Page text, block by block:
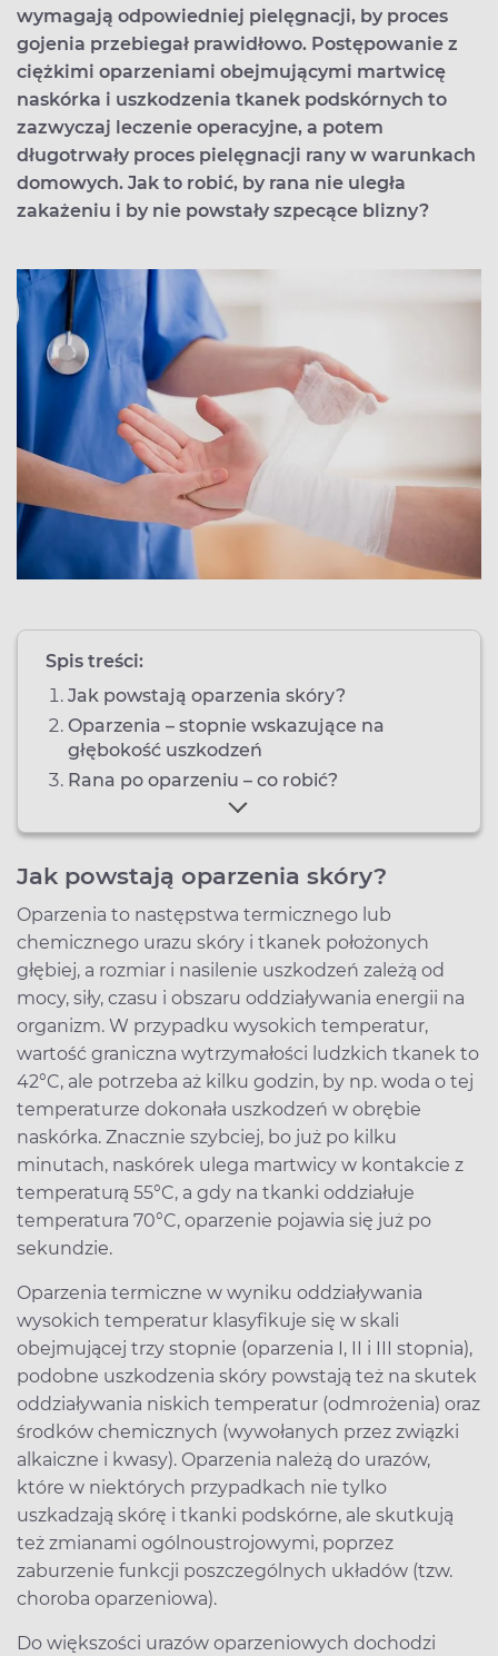
wymagają odpowiedniej pielęgnacji, by proces
gojenia przebiegał prawidłowo. Postępowanie z
ciężkimi oparzeniami obejmującymi martwicę
naskórka i uszkodzenia tkanek podskórnych to
zazwyczaj leczenie operacyjne, a potem
długotrwały proces pielęgnacji rany w warunkach
domowych. Jak to robić, by rana nie uległa
zakażeniu i by nie powstały szpecące blizny?
Spis treści:
Jak powstają oparzenia skóry?
Oparzenia – stopnie wskazujące na
głębokość uszkodzeń
Rana po oparzeniu – co robić?
Jak powstają oparzenia skóry?
Oparzenia to następstwa termicznego lub
chemicznego urazu skóry i tkanek położonych
głębiej, a rozmiar i nasilenie uszkodzeń zależą od
mocy, siły, czasu i obszaru oddziaływania energii na
organizm. W przypadku wysokich temperatur,
wartość graniczna wytrzymałości ludzkich tkanek to
42°C, ale potrzeba aż kilku godzin, by np. woda o tej
temperaturze dokonała uszkodzeń w obrębie
naskórka. Znacznie szybciej, bo już po kilku
minutach, naskórek ulega martwicy w kontakcie z
temperaturą 55°C, a gdy na tkanki oddziałuje
temperatura 70°C, oparzenie pojawia się już po
sekundzie.
Oparzenia termiczne w wyniku oddziaływania
wysokich temperatur klasyfikuje się w skali
obejmującej trzy stopnie (oparzenia I, II i III stopnia),
podobne uszkodzenia skóry powstają też na skutek
oddziaływania niskich temperatur (odmrożenia) oraz
środków chemicznych (wywołanych przez związki
alkaiczne i kwasy). Oparzenia należą do urazów,
które w niektórych przypadkach nie tylko
uszkadzają skórę i tkanki podskórne, ale skutkują
też zmianami ogólnoustrojowymi, poprzez
zaburzenie funkcji poszczególnych układów (tzw.
choroba oparzeniowa).
Do większości urazów oparzeniowych dochodzi